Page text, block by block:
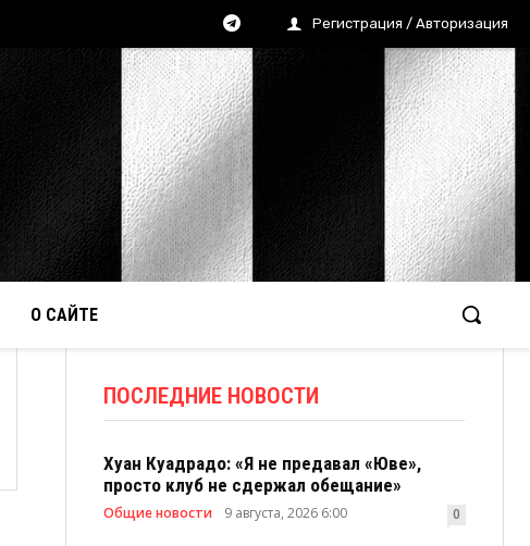
Регистрация / Авторизация
О САЙТЕ
ПОСЛЕДНИЕ НОВОСТИ
Хуан Куадрадо: «Я не предавал «Юве»,
просто клуб не сдержал обещание»
Общие новости 9 августа, 2026 6:00 0